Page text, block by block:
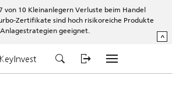
von 10 Kleinanlegern Verluste beim Handel
Zertifikate sind hoch risikoreiche Produkte
geeignet.
^
KeyInvest